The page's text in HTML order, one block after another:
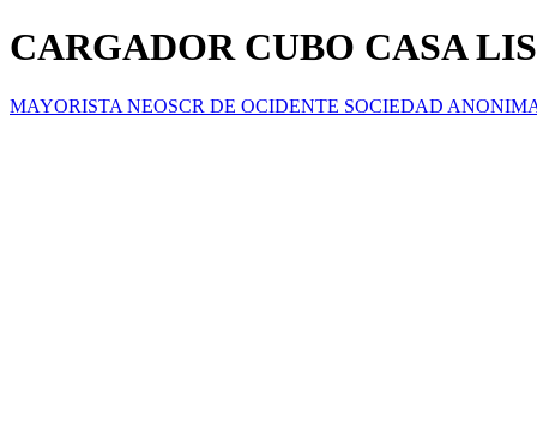
CARGADOR CUBO CASA
MAYORISTA NEOSCR DE OCIDENTE SOCIEDAD